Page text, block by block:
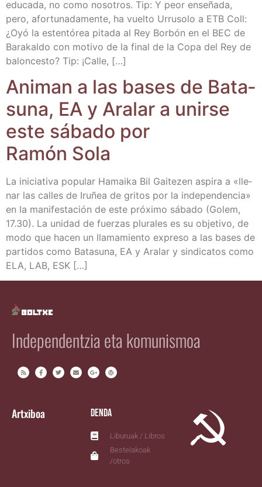
edu­ca­da, no como noso­tros. Tip: Y peor ense­ña­da,
pero, afor­tu­na­da­men­te, ha vuel­to Urru­so­lo a ETB Coll:
¿Oyó la esten­tó­rea pita­da al Rey Bor­bón en el BEC de
Bara­kal­do con moti­vo de la final de la Copa del Rey de
balon­ces­to? Tip: ¡Calle, […]
Ani­man a las bases de Bata­
su­na, EA y Ara­lar a unir­se
este sába­do por
Ramón Sola
La ini­cia­ti­va popu­lar Hamai­ka Bil Gai­te­zen aspi­ra a «lle­
nar las calles de Iru­ñea de gri­tos por la inde­pen­den­cia»
en la mani­fes­ta­ción de este pró­xi­mo sába­do (Golem,
17.30). La uni­dad de fuer­zas plu­ra­les es su obje­ti­vo, de
modo que hacen un lla­ma­mien­to expre­so a las bases de
par­ti­dos como Bata­su­na, EA y Ara­lar y sin­di­ca­tos como
ELA, LAB, ESK […]
Independentzia eta komunismoa
Artxiboa Denda
Liburuak / Libros
Bestelakoak
/otros